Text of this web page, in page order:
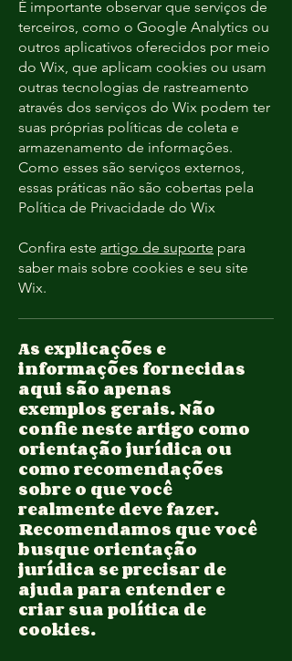
É importante observar que serviços de
terceiros, como o Google Analytics ou
outros aplicativos oferecidos por meio
do Wix, que aplicam cookies ou usam
outras tecnologias de rastreamento
através dos serviços do Wix podem ter
suas próprias políticas de coleta e
armazenamento de informações.
Como esses são serviços externos,
essas práticas não são cobertas pela
Política de Privacidade do Wix
Confira este artigo de suporte para
saber mais sobre cookies e seu site
Wix.
As explicações e
informações fornecidas
aqui são apenas
exemplos gerais. Não
confie neste artigo como
orientação jurídica ou
como recomendações
sobre o que você
realmente deve fazer.
Recomendamos que você
busque orientação
jurídica se precisar de
ajuda para entender e
criar sua política de
cookies.